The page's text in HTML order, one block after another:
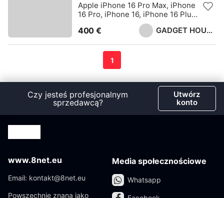
GADGET HOUSE LTD
Apple iPhone 16 Pro Max, iPhone
16 Pro, iPhone 16, iPhone 16 Plus,
Samsung S25 Ultra, Sony PS5
Pro
400 €
1
Czy jesteś profesjonalnym
sprzedawcą?
Utwórz
konto
www.8net.eu
Email: kontakt@8net.eu
Powszechnie znana jako
Media społecznościowe
Whatsapp